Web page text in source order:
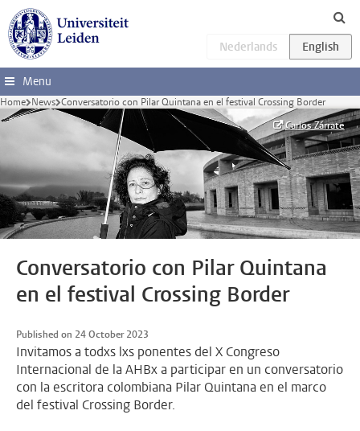
Skip to main content
Menu
Home News Conversatorio con Pilar Quintana en el festival Crossing Border
Carlos Zárrate
Conversatorio con Pilar Quintana
en el festival Crossing Border
Published on 24 October 2023
Invitamos a todxs lxs ponentes del X Congreso
Internacional de la AHBx a participar en un conversatorio
con la escritora colombiana Pilar Quintana en el marco
del festival Crossing Border.